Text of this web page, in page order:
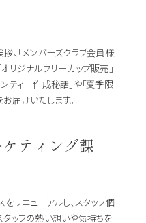
、「メンバーズクラブ会員様
リジナルフリーカップ販売」
ティー作成秘話」や「夏季限
届けいたします。
ティング課
リニューアルし、スタッフ個
タッフの熱い想いや気持ちを